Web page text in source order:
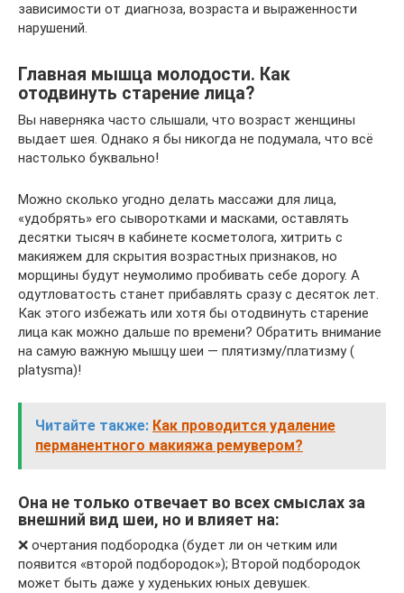
зависимости от диагноза, возраста и выраженности
нарушений.
Главная мышца молодости. Как
отодвинуть старение лица?
Вы наверняка часто слышали, что возраст женщины
выдает шея. Однако я бы никогда не подумала, что всё
настолько буквально!
Можно сколько угодно делать массажи для лица,
«удобрять» его сыворотками и масками, оставлять
десятки тысяч в кабинете косметолога, хитрить с
макияжем для скрытия возрастных признаков, но
морщины будут неумолимо пробивать себе дорогу. А
одутловатость станет прибавлять сразу с десяток лет.
Как этого избежать или хотя бы отодвинуть старение
лица как можно дальше по времени? Обратить внимание
на самую важную мышцу шеи — плятизму/платизму (
platysma)!
Читайте также: Как проводится удаление
перманентного макияжа ремувером?
Она не только отвечает во всех смыслах за
внешний вид шеи, но и влияет на:
❌ очертания подбородка (будет ли он четким или
появится «второй подбородок»); Второй подбородок
может быть даже у худеньких юных девушек.